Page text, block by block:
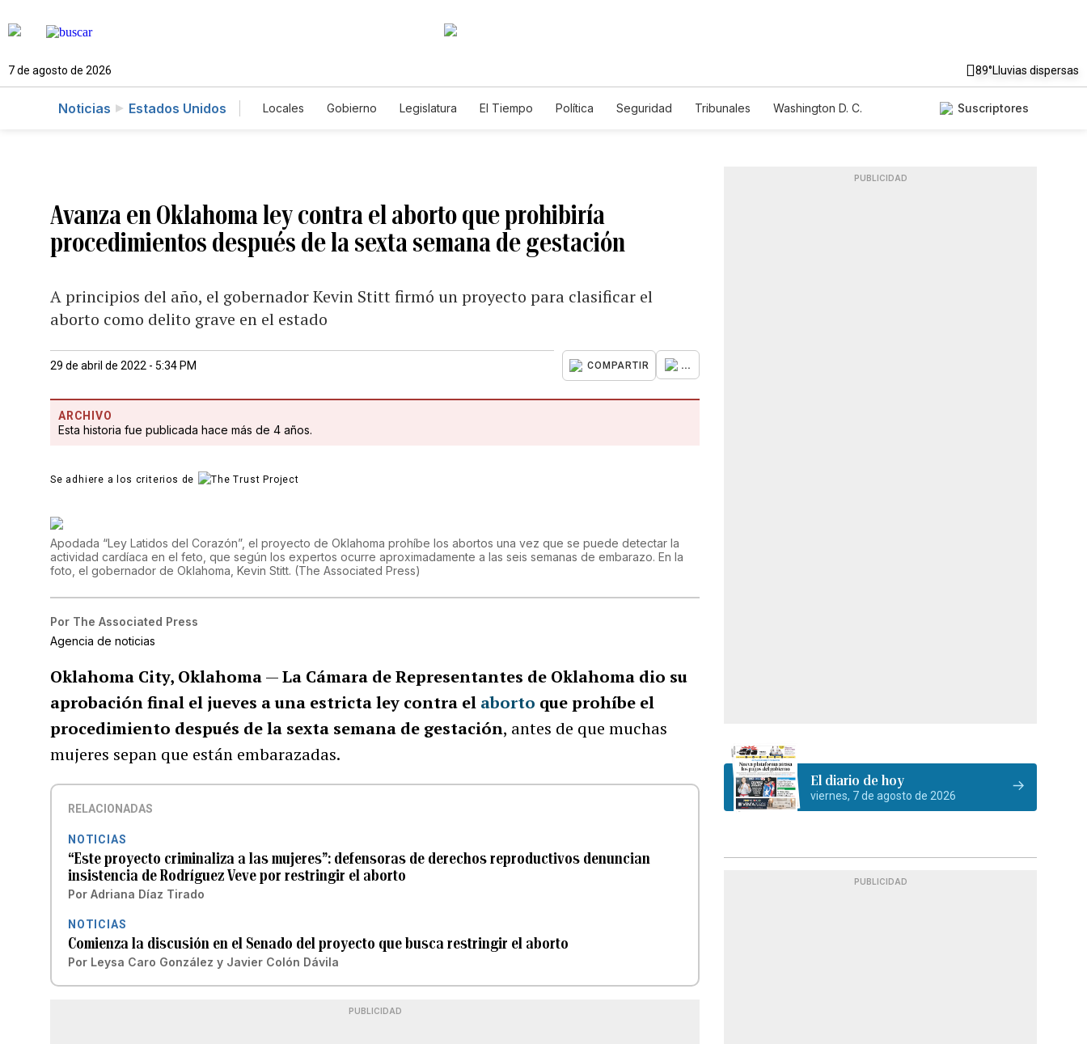
7 de agosto de 2026 89°Lluvias dispersas
Noticias Estados Unidos Locales Gobierno Legislatura El Tiempo Política Seguridad Tribunales
Washington D. C.
Suscriptores
Avanza en Oklahoma ley contra el aborto que prohibiría
procedimientos después de la sexta semana de gestación
A principios del año, el gobernador Kevin Stitt firmó un proyecto para clasificar el
aborto como delito grave en el estado
29 de abril de 2022 - 5:34 PM COMPARTIR ...
ARCHIVO
Esta historia fue publicada hace más de 4 años.
Se adhiere a los criterios de
Apodada “Ley Latidos del Corazón”, el proyecto de Oklahoma prohíbe los abortos una vez que se puede detectar la
actividad cardíaca en el feto, que según los expertos ocurre aproximadamente a las seis semanas de embarazo. En la
foto, el gobernador de Oklahoma, Kevin Stitt. (The Associated Press)
Por The Associated Press
Agencia de noticias
Oklahoma City, Oklahoma—La Cámara de Representantes de Oklahoma dio su
aprobación final el jueves a una estricta ley contra el aborto que prohíbe el
procedimiento después de la sexta semana de gestación, antes de que muchas
mujeres sepan que están embarazadas.
RELACIONADAS
NOTICIAS
“Este proyecto criminaliza a las mujeres”: defensoras de derechos reproductivos denuncian
insistencia de Rodríguez Veve por restringir el aborto
Por Adriana Díaz Tirado
NOTICIAS
Comienza la discusión en el Senado del proyecto que busca restringir el aborto
Por Leysa Caro González y Javier Colón Dávila
PUBLICIDAD
PUBLICIDAD
El diario de hoy
viernes, 7 de agosto de 2026
PUBLICIDAD